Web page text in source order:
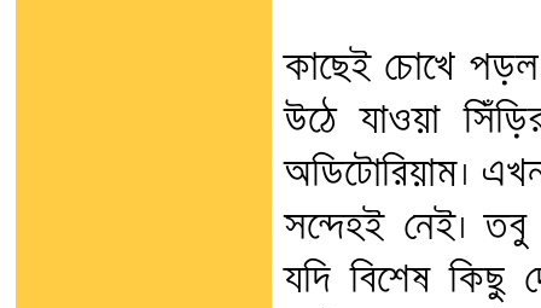
কাছেই চোখে পড়ল
উঠে যাওয়া
অডিটোরিয়াম।
সন্দেহই নেই।
যদি বিশেষ কিছু